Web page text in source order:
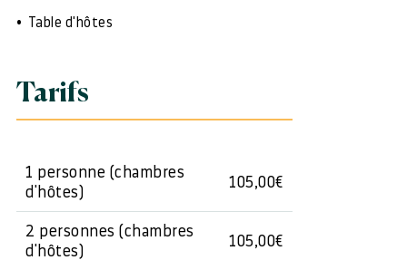
Table d'hôtes
Tarifs
1 personne (chambres
d'hôtes)
105,00€
2 personnes (chambres
d'hôtes)
105,00€